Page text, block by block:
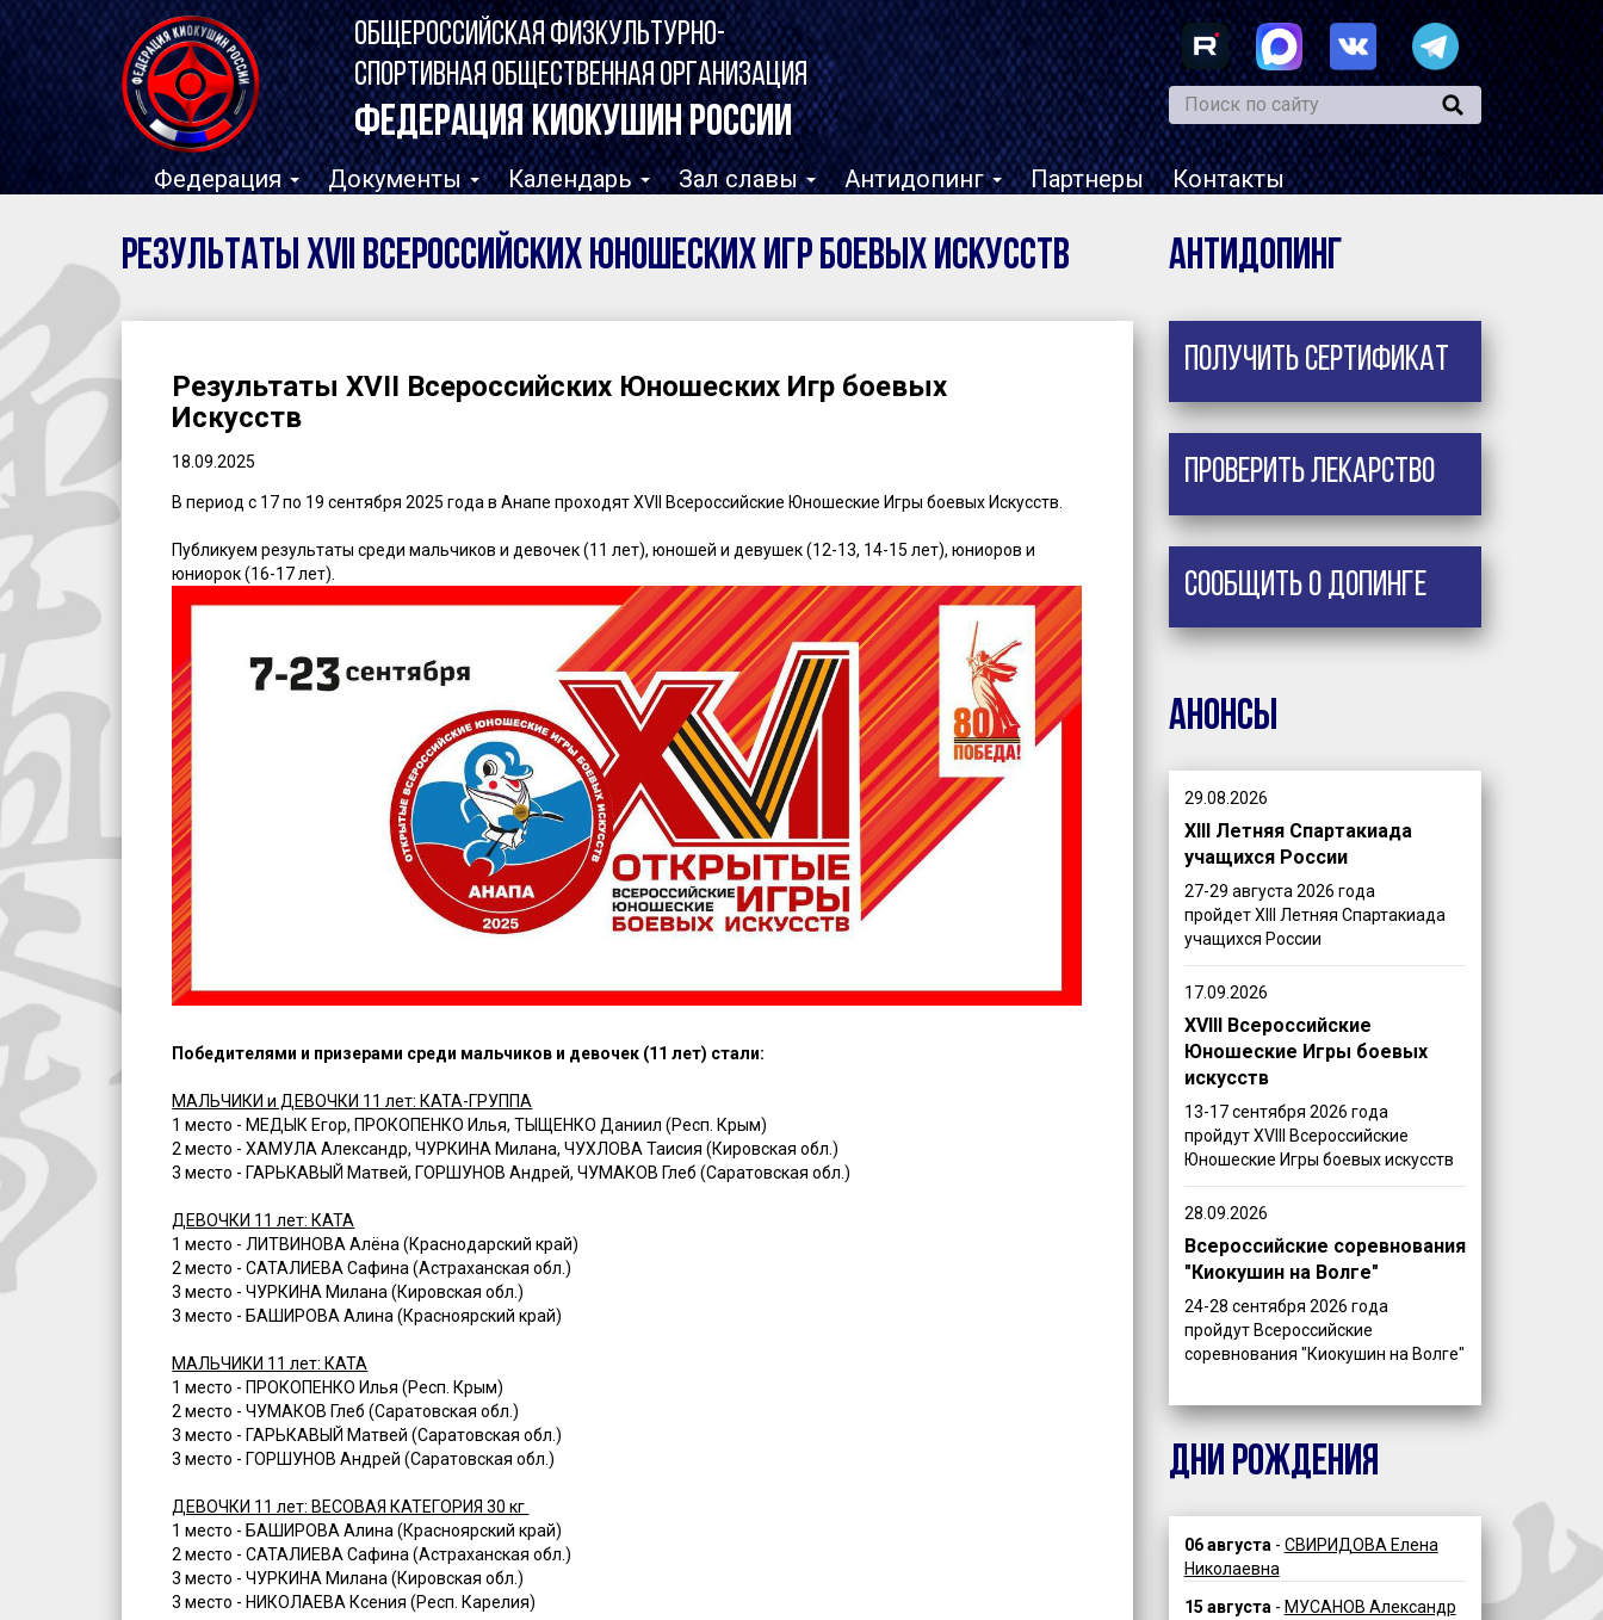
ОБЩЕРОССИЙСКАЯ ФИЗКУЛЬТУРНО-
СПОРТИВНАЯ ОБЩЕСТВЕННАЯ ОРГАНИЗАЦИЯ
ФЕДЕРАЦИЯ КИОКУШИН РОССИИ
Федерация Документы Календарь Зал славы Антидопинг Партнеры Контакты
Результаты XVII Всероссийских Юношеских Игр боевых Искусств Антидопинг
Результаты XVII Всероссийских Юношеских Игр боевых
Искусств
18.09.2025
В период с 17 по 19 сентября 2025 года в Анапе проходят XVII Всероссийские Юношеские Игры боевых Искусств.
Публикуем результаты среди мальчиков и девочек (11 лет), юношей и девушек (12-13, 14-15 лет), юниоров и
юниорок (16-17 лет).
Победителями и призерами среди мальчиков и девочек (11 лет) стали:
МАЛЬЧИКИ и ДЕВОЧКИ 11 лет: КАТА-ГРУППА
1 место - МЕДЫК Егор, ПРОКОПЕНКО Илья, ТЫЩЕНКО Даниил (Респ. Крым)
2 место - ХАМУЛА Александр, ЧУРКИНА Милана, ЧУХЛОВА Таисия (Кировская обл.)
3 место - ГАРЬКАВЫЙ Матвей, ГОРШУНОВ Андрей, ЧУМАКОВ Глеб (Саратовская обл.)
ДЕВОЧКИ 11 лет: КАТА
1 место - ЛИТВИНОВА Алёна (Краснодарский край)
2 место - САТАЛИЕВА Сафина (Астраханская обл.)
3 место - ЧУРКИНА Милана (Кировская обл.)
3 место - БАШИРОВА Алина (Красноярский край)
МАЛЬЧИКИ 11 лет: КАТА
1 место - ПРОКОПЕНКО Илья (Респ. Крым)
2 место - ЧУМАКОВ Глеб (Саратовская обл.)
3 место - ГАРЬКАВЫЙ Матвей (Саратовская обл.)
3 место - ГОРШУНОВ Андрей (Саратовская обл.)
ДЕВОЧКИ 11 лет: ВЕСОВАЯ КАТЕГОРИЯ 30 кг
1 место - БАШИРОВА Алина (Красноярский край)
2 место - САТАЛИЕВА Сафина (Астраханская обл.)
3 место - ЧУРКИНА Милана (Кировская обл.)
3 место - НИКОЛАЕВА Ксения (Респ. Карелия)
Получить сертификат
Проверить лекарство
Сообщить о допинге
Анонсы
29.08.2026
XIII Летняя Спартакиада
учащихся России
27-29 августа 2026 года
пройдет XIII Летняя Спартакиада
учащихся России
17.09.2026
XVIII Всероссийские
Юношеские Игры боевых
искусств
13-17 сентября 2026 года
пройдут XVIII Всероссийские
Юношеские Игры боевых искусств
28.09.2026
Всероссийские соревнования
"Киокушин на Волге"
24-28 сентября 2026 года
пройдут Всероссийские
соревнования "Киокушин на Волге"
ДНИ РОЖДЕНИЯ
06 августа - СВИРИДОВА Елена
Николаевна
15 августа- МУСАНОВ Александр